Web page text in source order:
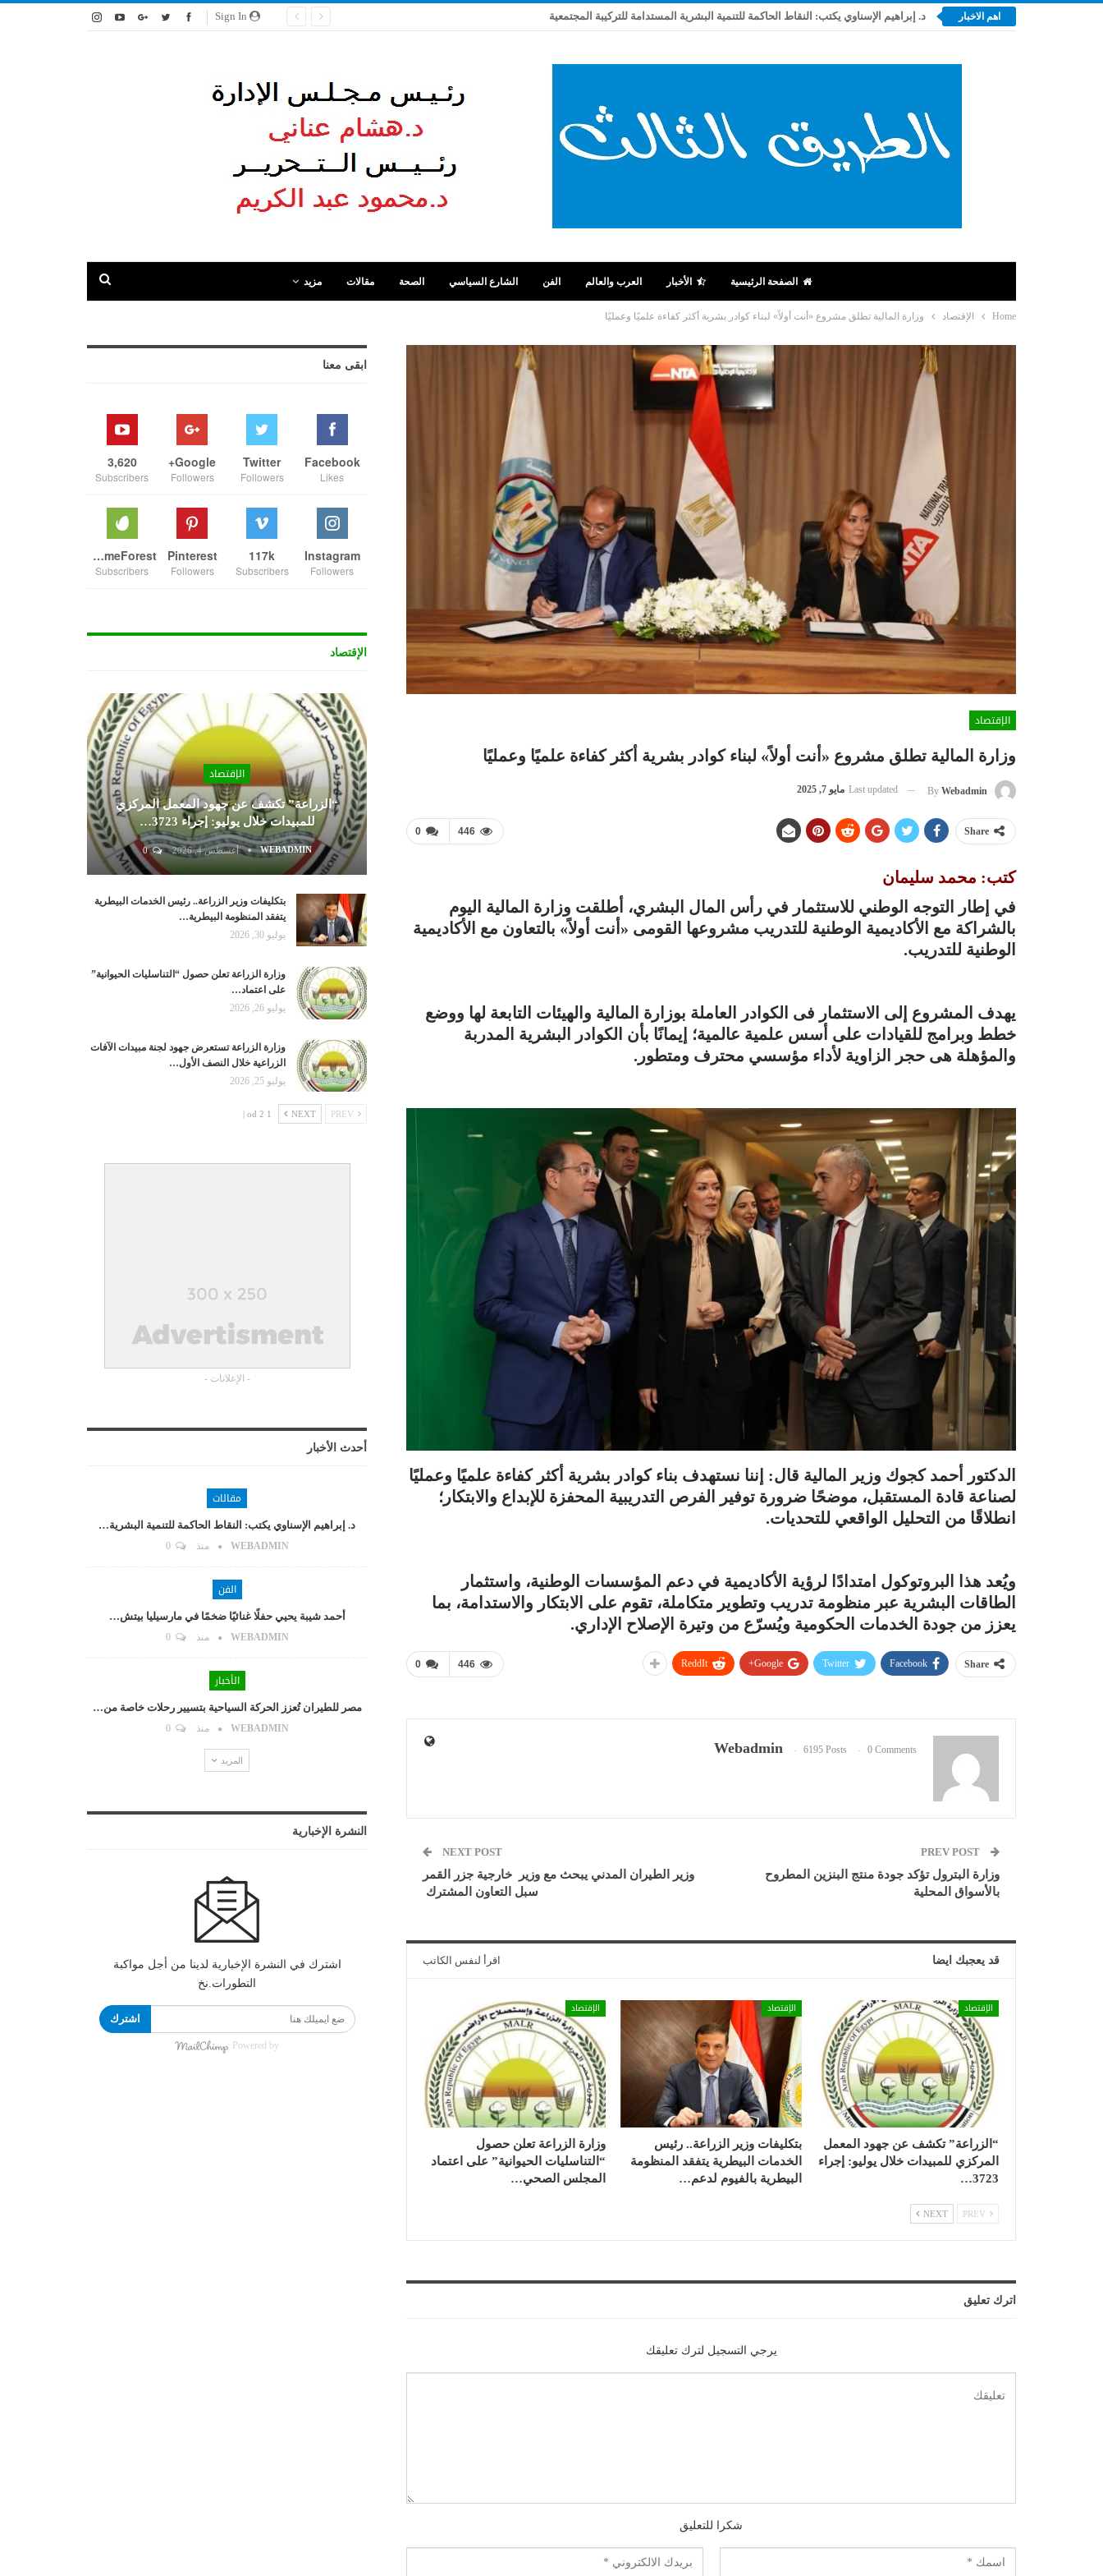
اهم الاخبار د. إبراهيم الإسناوي يكتب: النقاط الحاكمة للتنمية البشرية المستدامة للتركيبة المجتمعية
الصفحة الرئيسية الأخبار العرب والعالم الفن الشارع السياسي الصحة مقالات مزيد
Home الإقتصاد وزارة المالية تطلق مشروع «أنت أولاً» لبناء كوادر بشرية أكثر كفاءة علميًا وعمليًا
الإقتصاد
وزارة المالية تطلق مشروع «أنت أولاً» لبناء كوادر بشرية أكثر كفاءة علميًا وعمليًا
By Webadmin
Last updated مايو 7, 2025
0 446 Share
كتب: محمد سليمان
في إطار التوجه الوطني للاستثمار في رأس المال البشري، أطلقت وزارة المالية اليوم
بالشراكة مع الأكاديمية الوطنية للتدريب مشروعها القومى «أنت أولاً» بالتعاون مع الأكاديمية
الوطنية للتدريب.
يهدف المشروع إلى الاستثمار فى الكوادر العاملة بوزارة المالية والهيئات التابعة لها ووضع
خطط وبرامج للقيادات على أسس علمية عالمية؛ إيمانًا بأن الكوادر البشرية المدربة
والمؤهلة هى حجر الزاوية لأداء مؤسسي محترف ومتطور.
الدكتور أحمد كجوك وزير المالية قال: إننا نستهدف بناء كوادر بشرية أكثر كفاءة علميًا وعمليًا
لصناعة قادة المستقبل، موضحًا ضرورة توفير الفرص التدريبية المحفزة للإبداع والابتكار؛
انطلاقًا من التحليل الواقعي للتحديات.
ويُعد هذا البروتوكول امتدادًا لرؤية الأكاديمية في دعم المؤسسات الوطنية، واستثمار
الطاقات البشرية عبر منظومة تدريب وتطوير متكاملة، تقوم على الابتكار والاستدامة، بما
يعزز من جودة الخدمات الحكومية ويُسرّع من وتيرة الإصلاح الإداري.
0 446 Share
Facebook
Twitter
Google+
ReddIt
Webadmin 6195 Posts 0 Comments
وزارة البترول تؤكد جودة منتج البنزين المطروح
بالأسواق المحلية
NEXT POST
وزير الطيران المدني يبحث مع وزير خارجية جزر القمر
سبل التعاون المشترك
قد يعجبك ايضا اقرأ لنفس الكاتب
الإقتصاد
“الزراعة” تكشف عن جهود المعمل
المركزي للمبيدات خلال يوليو: إجراء
3723…
الإقتصاد
بتكليفات وزير الزراعة.. رئيس
الخدمات البيطرية يتفقد المنظومة
البيطرية بالفيوم لدعم…
الإقتصاد
وزارة الزراعة تعلن حصول
“التناسليات الحيوانية” على اعتماد
المجلس الصحي…
NEXT
اترك تعليق
يرجي التسجيل لترك تعليقك
شكرا للتعليق
ابقى معنا
Facebook
Likes
Twitter
Followers
Google+
Followers
3,620
Subscribers
Instagram
Followers
117k
Subscribers
Pinterest
Followers
ThemeForest
Subscribers
الإقتصاد
الإقتصاد
“الزراعة” تكشف عن جهود المعمل المركزي
للمبيدات خلال يوليو: إجراء 3723…
WEBADMIN أغسطس 4, 2026 0
بتكليفات وزير الزراعة.. رئيس الخدمات البيطرية
يتفقد المنظومة البيطرية…
يوليو 30, 2026
وزارة الزراعة تعلن حصول “التناسليات الحيوانية”
على اعتماد…
يوليو 26, 2026
وزارة الزراعة تستعرض جهود لجنة مبيدات الآفات
الزراعية خلال النصف الأول…
يوليو 25, 2026
NEXT
1 od 2 |
- الإعلانات -
أحدث الأخبار
مقالات
د. إبراهيم الإسناوي يكتب: النقاط الحاكمة للتنمية البشرية…
WEBADMIN منذ 0
الفن
أحمد شيبة يحيي حفلًا غنائيًا ضخمًا في مارسيليا بيتش…
WEBADMIN منذ 0
الأخبار
مصر للطيران تُعزز الحركة السياحية بتسيير رحلات خاصة من…
WEBADMIN منذ 0
المزيد
النشرة الإخبارية
اشترك في النشرة الإخبارية لدينا من أجل مواكبة
التطورات.نخ
اشترك
Powered by